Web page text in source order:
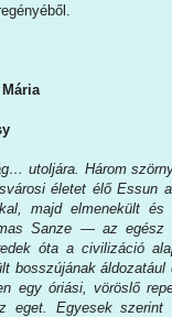
utoljára. Három
életet élő Essun
majd elmenekült és
Sanze ― az egész
óta a civilizáció
bosszújának
egy óriási, vöröslő
eget. Egyesek szerint